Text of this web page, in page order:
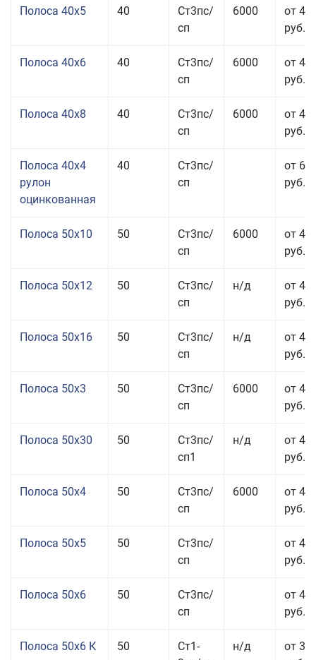
Полоса 40x5 40
Ст3пс/
сп
6000
от 43
руб.
Полоса 40x6 40
Ст3пс/
сп
6000
от 43
руб.
Полоса 40x8 40
Ст3пс/
сп
6000
от 43
руб.
Полоса 40x4
рулон
оцинкованная
40
Ст3пс/
сп
от 69
руб.
Полоса 50x10 50
Ст3пс/
сп
6000
от 46
руб.
Полоса 50x12 50
Ст3пс/
сп
н/д
от 44
руб.
Полоса 50x16 50
Ст3пс/
сп
н/д
от 49
руб.
Полоса 50x3 50
Ст3пс/
сп
6000
от 45
руб.
Полоса 50x30 50
Ст3пс/
сп1
н/д
от 44
руб.
Полоса 50x4 50
Ст3пс/
сп
6000
от 45
руб.
Полоса 50x5 50
Ст3пс/
сп
от 43
руб.
Полоса 50x6 50
Ст3пс/
сп
от 43
руб.
Полоса 50x6 К 50
Ст1-
н/д
от 35